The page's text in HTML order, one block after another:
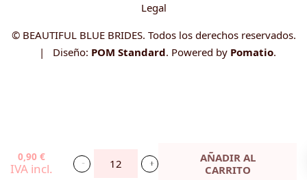
0,90 €
IVA incl. Invitación
AÑADIR AL
CARRITO
Legal
© BEAUTIFUL BLUE BRIDES. Todos los derechos reservados.
| Diseño: POM Standard. Powered by Pomatio.